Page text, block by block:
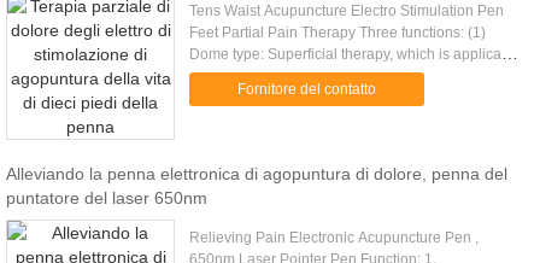
Tens Waist Acupuncture Electro Stimulation Pen
Feet Partial Pain Therapy Three functions: (1)
Dome type: Superficial therapy, which is applicable
for health care and facial beautification. (2) Node
type: Node ....Fornitore del contatto
Alleviando la penna elettronica di agopuntura di dolore, penna del
puntatore del laser 650nm
Relieving Pain Electronic Acupuncture Pen ,
650nm Laser Pointer Pen Function: 1.